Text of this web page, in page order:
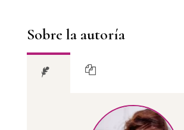
Sobre la autoría